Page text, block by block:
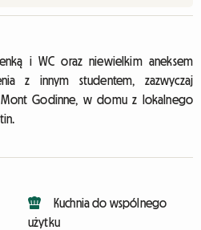
i WC oraz niewielkim aneksem
z innym studentem, zazwyczaj
Godinne, w domu z lokalnego
Kuchnia do wspólnego
użytku